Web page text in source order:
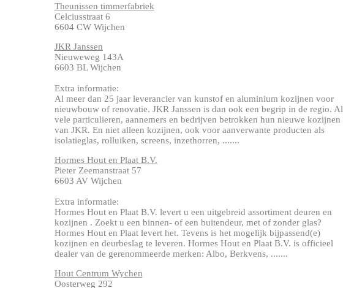
Theunissen timmerfabriek
Celciusstraat 6
6604 CW Wijchen
JKR Janssen
Nieuweweg 143A
6603 BL Wijchen
Extra informatie:
Al meer dan 25 jaar leverancier van kunstof en aluminium kozijnen voor
nieuwbouw of renovatie. JKR Janssen is dan ook een begrip in de regio. Al
vele particulieren, aannemers en bedrijven betrokken hun nieuwe kozijnen
van JKR. En niet alleen kozijnen, ook voor aanverwante producten als
isolatieglas, rolluiken, screens, inzethorren, .......
Hormes Hout en Plaat B.V.
Pieter Zeemanstraat 57
6603 AV Wijchen
Extra informatie:
Hormes Hout en Plaat B.V. levert u een uitgebreid assortiment deuren en
kozijnen . Zoekt u een binnen- of een buitendeur, met of zonder glas?
Hormes Hout en Plaat levert het. Tevens is het mogelijk bijpassend(e)
kozijnen en deurbeslag te leveren. Hormes Hout en Plaat B.V. is officieel
dealer van de gerenommeerde merken: Albo, Berkvens, .......
Hout Centrum Wychen
Oosterweg 292